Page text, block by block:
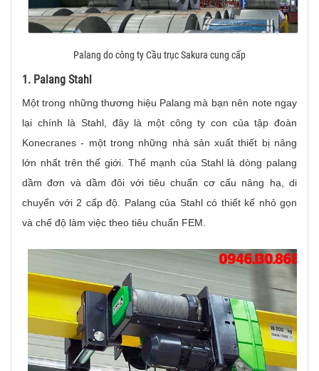
Palang do công ty Cầu trục Sakura cung cấp
1. Palang Stahl
Một trong những thương hiệu Palang mà bạn nên note ngay
lại chính là Stahl, đây là một công ty con của tập đoàn
Konecranes - một trong những nhà sản xuất thiết bị nâng
lớn nhất trên thế giới. Thế mạnh của Stahl là dòng palang
dầm đơn và dầm đôi với tiêu chuẩn cơ cấu nâng hạ, di
chuyển với 2 cấp độ. Palang của Stahl có thiết kế nhỏ gọn
và chế độ làm việc theo tiêu chuẩn FEM.